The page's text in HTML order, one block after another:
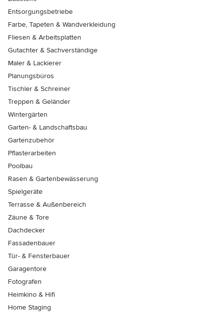
Entsorgungsbetriebe
Farbe, Tapeten & Wandverkleidung
Fliesen & Arbeitsplatten
Gutachter & Sachverständige
Maler & Lackierer
Planungsbüros
Tischler & Schreiner
Treppen & Geländer
Wintergärten
Garten- & Landschaftsbau
Gartenzubehör
Pflasterarbeiten
Poolbau
Rasen & Gartenbewässerung
Spielgeräte
Terrasse & Außenbereich
Zäune & Tore
Dachdecker
Fassadenbauer
Tür- & Fensterbauer
Garagentore
Fotografen
Heimkino & Hifi
Home Staging